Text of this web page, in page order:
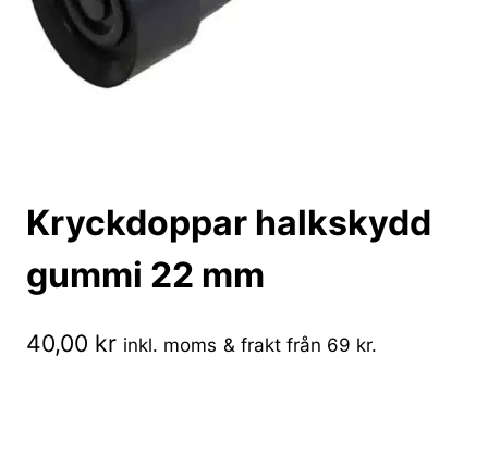
Kryckdoppar halkskydd
gummi 22 mm
40,00 kr inkl. moms & frakt från 69 kr.